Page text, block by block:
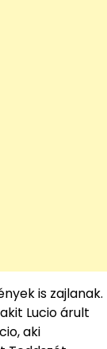
is zajlanak.
Lucio árult
aki